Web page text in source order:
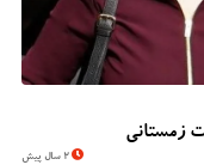
زمستانی
2 سال پیش